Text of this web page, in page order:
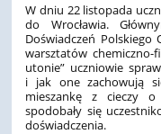
W dniu 22 listopada
do Wrocławia.
Doświadczeń Polskiego
warsztatów chemiczno-
utonie” uczniowie
i jak one zachowują
mieszankę z cieczy o
spodobały się
doświadczenia.